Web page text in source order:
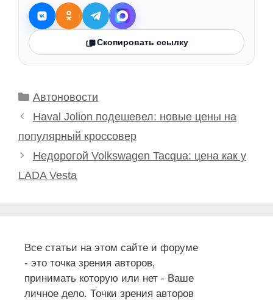
Скопировать ссылку
Рубрики
Автоновости
Haval Jolion подешевел: новые цены на
популярный кроссовер
Недорогой Volkswagen Tacqua: цена как у
LADA Vesta
Все статьи на этом сайте и форуме
- это точка зрения авторов,
принимать которую или нет - Ваше
личное дело. Точки зрения авторов